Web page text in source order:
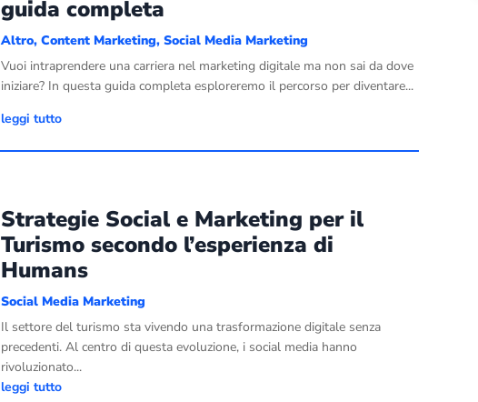
guida completa
Altro,Content Marketing,Social Media Marketing
Vuoi intraprendere una carriera nel marketing digitale ma non sai da dove
iniziare? In questa guida completa esploreremo il percorso per diventare...
leggi tutto
Strategie Social e Marketing per il
Turismo secondo l’esperienza di
Humans
Social Media Marketing
Il settore del turismo sta vivendo una trasformazione digitale senza
precedenti. Al centro di questa evoluzione, i social media hanno
rivoluzionato...
leggi tutto